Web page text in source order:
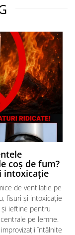
coș de fum?
intoxicație
de ventilație pe
fisuri și intoxicație
ieftine pentru
pe lemne.
întâlnite